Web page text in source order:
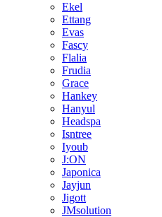
Ekel
Ettang
Evas
Fascy
Flalia
Frudia
Grace
Hankey
Hanyul
Headspa
Isntree
Iyoub
J:ON
Japonica
Jayjun
Jigott
JMsolution